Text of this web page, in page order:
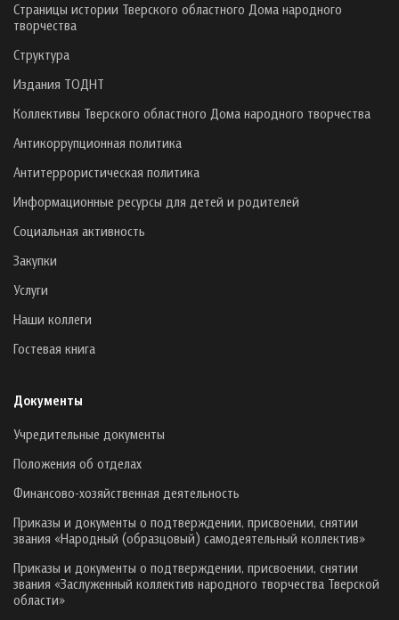
Страницы истории Тверского областного Дома народного
творчества
Структура
Издания ТОДНТ
Коллективы Тверского областного Дома народного творчества
Антикоррупционная политика
Антитеррористическая политика
Информационные ресурсы для детей и родителей
Социальная активность
Закупки
Услуги
Наши коллеги
Гостевая книга
Документы
Учредительные документы
Положения об отделах
Финансово-хозяйственная деятельность
Приказы и документы о подтверждении, присвоении, снятии
звания «Народный (образцовый) самодеятельный коллектив»
Приказы и документы о подтверждении, присвоении, снятии
звания «Заслуженный коллектив народного творчества Тверской
области»